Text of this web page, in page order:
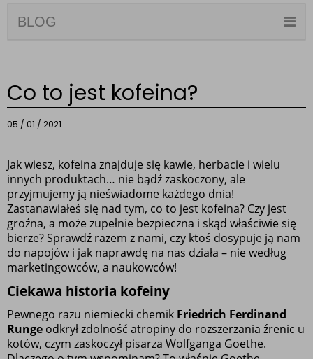
BLOG
Co to jest kofeina?
05 / 01 / 2021
Jak wiesz, kofeina znajduje się kawie, herbacie i wielu
innych produktach… nie bądź zaskoczony, ale
przyjmujemy ją nieświadome każdego dnia!
Zastanawiałeś się nad tym, co to jest kofeina? Czy jest
groźna, a może zupełnie bezpieczna i skąd właściwie się
bierze? Sprawdź razem z nami, czy ktoś dosypuje ją nam
do napojów i jak naprawdę na nas działa – nie według
marketingowców, a naukowców!
Ciekawa historia kofeiny
Pewnego razu niemiecki chemik Friedrich Ferdinand
Runge odkrył zdolność atropiny do rozszerzania źrenic u
kotów, czym zaskoczył pisarza Wolfganga Goethe.